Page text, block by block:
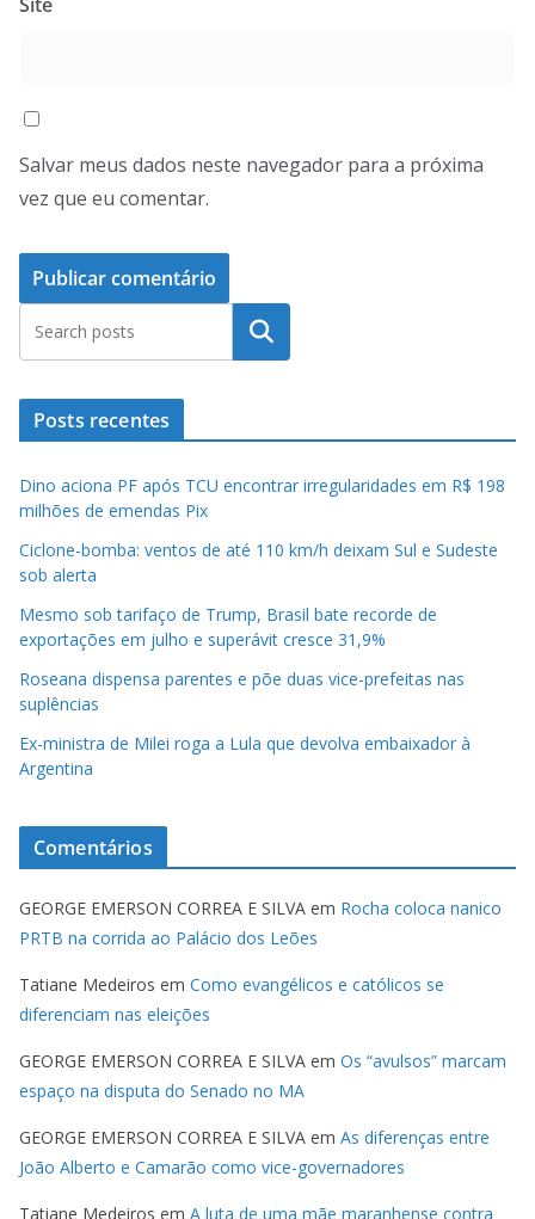
Salvar meus dados neste navegador para a próxima
vez que eu comentar.
Pesquisar
Posts recentes
Dino aciona PF após TCU encontrar irregularidades em R$ 198
milhões de emendas Pix
Ciclone-bomba: ventos de até 110 km/h deixam Sul e Sudeste
sob alerta
Mesmo sob tarifaço de Trump, Brasil bate recorde de
exportações em julho e superávit cresce 31,9%
Roseana dispensa parentes e põe duas vice-prefeitas nas
suplências
Ex-ministra de Milei roga a Lula que devolva embaixador à
Argentina
Comentários
GEORGE EMERSON CORREA E SILVA em Rocha coloca nanico
PRTB na corrida ao Palácio dos Leões
Tatiane Medeiros em Como evangélicos e católicos se
diferenciam nas eleições
GEORGE EMERSON CORREA E SILVA em Os “avulsos” marcam
espaço na disputa do Senado no MA
GEORGE EMERSON CORREA E SILVA em As diferenças entre
João Alberto e Camarão como vice-governadores
Tatiane Medeiros em A luta de uma mãe maranhense contra